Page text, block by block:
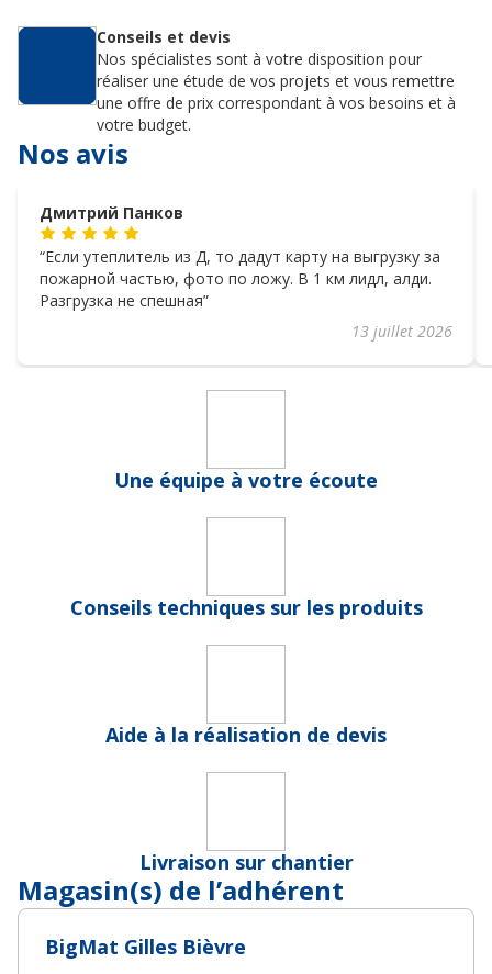
Conseils et devis
Nos spécialistes sont à votre disposition pour
réaliser une étude de vos projets et vous remettre
une offre de prix correspondant à vos besoins et à
votre budget.
Nos avis
Дмитрий Панков
13 juillet 2026
Если утеплитель из Д, то дадут карту на выгрузку за
пожарной частью, фото по ложу. В 1 км лидл, алди.
Разгрузка не спешная
Une équipe à votre écoute
Conseils techniques sur les produits
Aide à la réalisation de devis
Livraison sur chantier
Magasin(s) de l’adhérent
BigMat Gilles Bièvre